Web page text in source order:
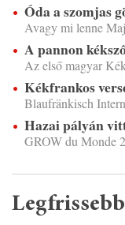
Óda a szomjas
Avagy mi lenne
A pannon
Az első magyar
Kékfrankos
Blaufränkisch
Hazai pályán
GROW du Monde
Legfrissebb